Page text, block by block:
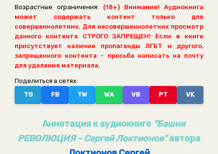
Возрастные ограничения:
(18+) Внимание! Аудиокнига
может содержать контент только для
совершеннолетних. Для несовершеннолетних просмотр
данного контента СТРОГО ЗАПРЕЩЕН! Если в книге
присутствует наличие пропаганды ЛГБТ и другого,
запрещенного контента - просьба написать на почту
для удаления материала.
Поделиться в сетях:
TG
FB TW WA VB PT VK
Аннотация к аудиокниге "Башня
РЕВОЛЮЦИЯ - Сергей Локтионов"автора